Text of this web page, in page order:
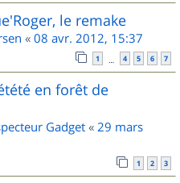
le remake
« 08 avr. 2012, 15:37
1 … 4 5 6 7
en forêt de
Gadget « 29 mars
1 2 3